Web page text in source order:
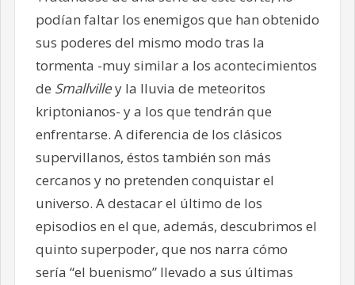
podían faltar los enemigos que han obtenido
sus poderes del mismo modo tras la
tormenta -muy similar a los acontecimientos
de Smallvilley la lluvia de meteoritos
kriptonianos- y a los que tendrán que
enfrentarse. A diferencia de los clásicos
supervillanos, éstos también son más
cercanos y no pretenden conquistar el
universo. A destacar el último de los
episodios en el que, además, descubrimos el
quinto superpoder, que nos narra cómo
sería “el buenismo” llevado a sus últimas